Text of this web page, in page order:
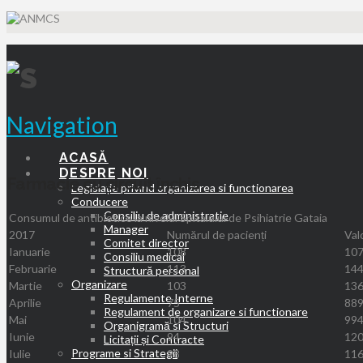
Navigation
ACASĂ
DESPRE NOI
Legislație privind organizarea si functionarea
Conducere
Consiliu de administratie
Manager
Comitet director
Consiliu medical
Structură personal
Organizare
Regulamente Interne
Regulament de organizare si functionare
Organigramă si Structuri
Licitații și Contracte
Programe si Strategii
Farmacie cu circuit închis
Consumul de antibiotice la nivelul Spitalului de Psihiatrie Gataia
2017
Numărul de pacienți
Ianuarie
108
Februarie
113
Martie
103
Aprilie
75
Mai
104
Iunie
94
Iulie
98